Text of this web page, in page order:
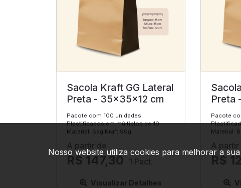
Sacola Kraft GG Lateral
Preta - 35x35x12 cm
Pacote com 100 unidades
Plastificados em múltiplos de 10
Material: Bag Kraft 90g
A partir de
R$ 147,30 1 Pact.
Visualizar Detalhes
Preta
Pacote
Material:
A partir
R$
Nosso website utiliza cookies para melhorar a